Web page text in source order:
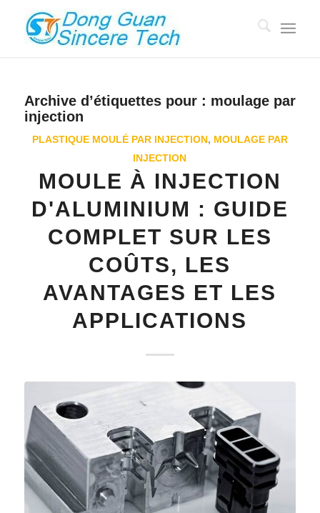
Archive d’étiquettes pour : moulage par
injection
PLASTIQUE MOULÉ PAR INJECTION, MOULAGE PAR
INJECTION
MOULE À INJECTION
D'ALUMINIUM : GUIDE
COMPLET SUR LES
COÛTS, LES
AVANTAGES ET LES
APPLICATIONS